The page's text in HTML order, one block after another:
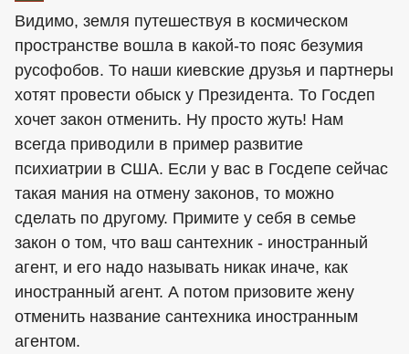
Видимо, земля путешествуя в космическом
пространстве вошла в какой-то пояс безумия
русофобов. То наши киевские друзья и партнеры
хотят провести обыск у Президента. То Госдеп
хочет закон отменить. Ну просто жуть! Нам
всегда приводили в пример развитие
психиатрии в США. Если у вас в Госдепе сейчас
такая мания на отмену законов, то можно
сделать по другому. Примите у себя в семье
закон о том, что ваш сантехник - иностранный
агент, и его надо называть никак иначе, как
иностранный агент. А потом призовите жену
отменить название сантехника иностранным
агентом.